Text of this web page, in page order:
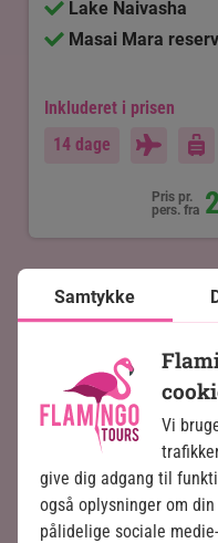
Lake Naivasha
Masai Mara
Inkluderet i prisen
14 dage
Pris pr.
pers. fra
Samtykke
Vi
give dig adgang til
også oplysninger om
pålidelige sociale